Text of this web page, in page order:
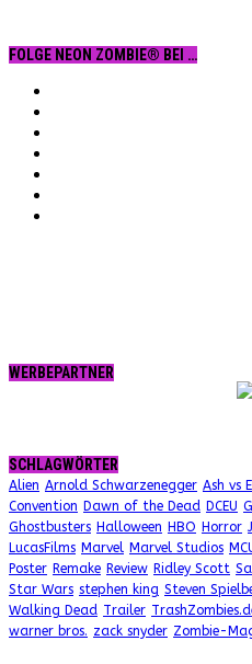
FOLGE NEON ZOMBIE® BEI …
WERBEPARTNER
SCHLAGWÖRTER
Alien Arnold Schwarzenegger Ash vs
Convention Dawn of the Dead DCEU
Ghostbusters Halloween HBO Horror
LucasFilms Marvel Marvel Studios
Poster Remake Review Ridley Scott
Star Wars stephen king Steven
Walking Dead Trailer
warner bros. zack snyder Zombie-